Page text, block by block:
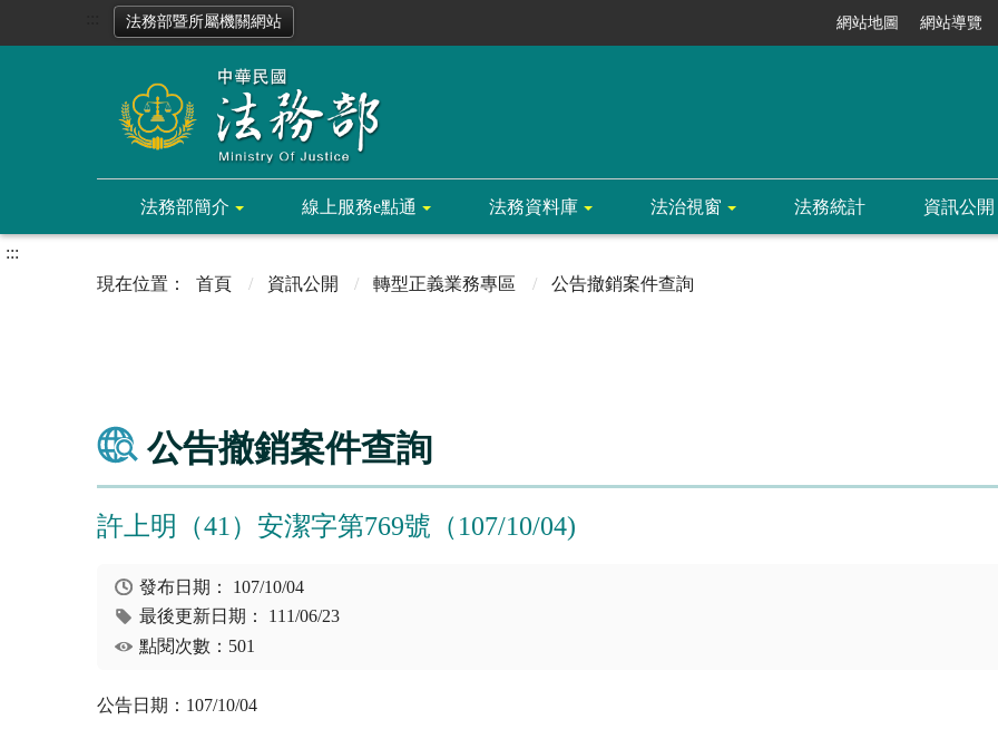
法務部暨所屬機關網站 網站地圖 網站導覽
法務部簡介 線上服務e點通 法務資料庫 法治視窗 法務統計 資訊公開
:::
首頁
資訊公開 轉型正義業務專區 公告撤銷案件查詢
公告撤銷案件查詢
許上明（41）安潔字第769號（107/10/04)
發布日期： 107/10/04
最後更新日期： 111/06/23
點閱次數：501
公告日期：107/10/04